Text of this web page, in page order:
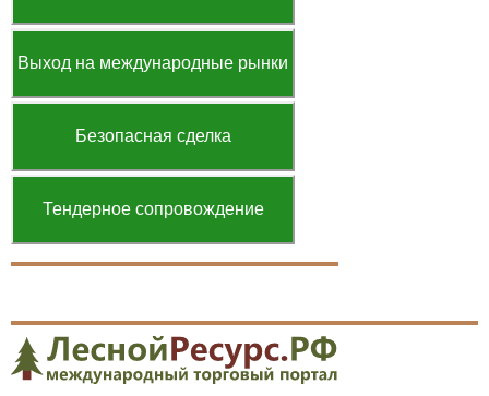
Выход на международные рынки
Безопасная сделка
Тендерное сопровождение